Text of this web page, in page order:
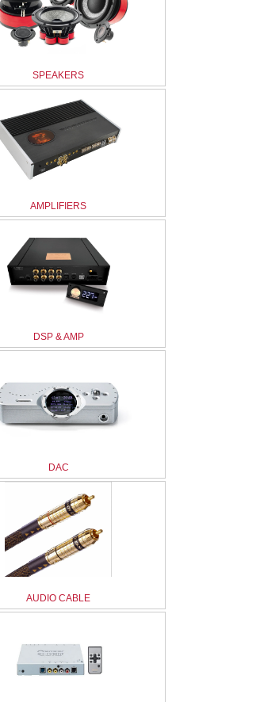
SPEAKERS
AMPLIFIERS
DSP & AMP
DAC
AUDIO CABLE